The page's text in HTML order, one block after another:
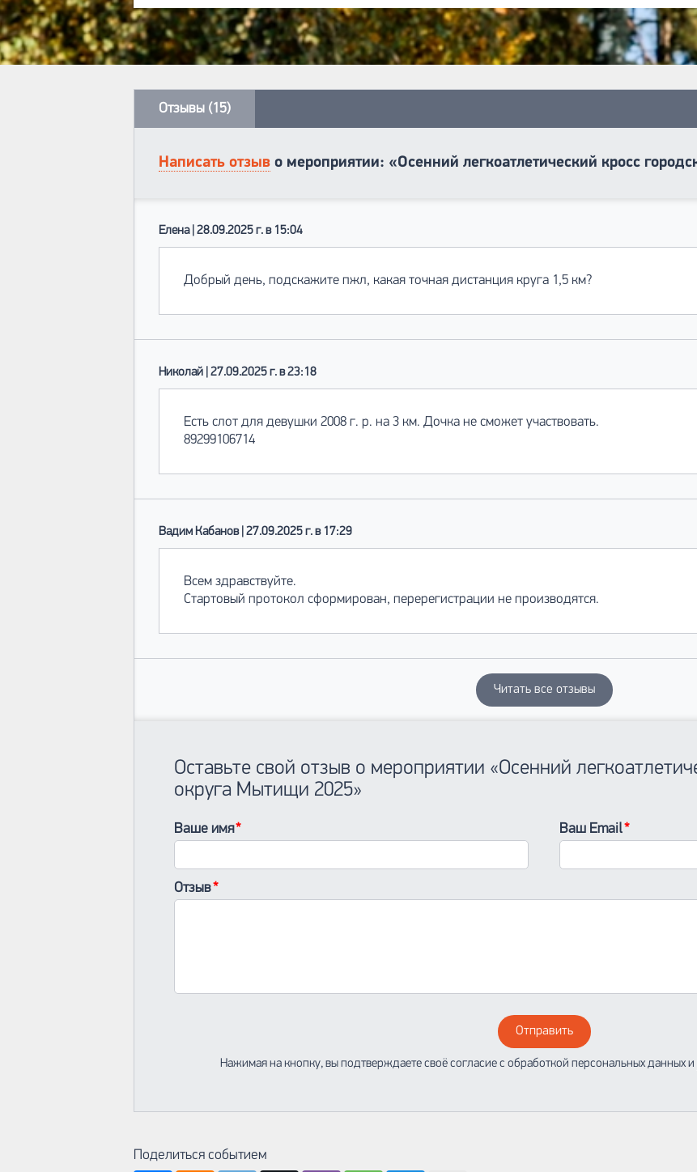
Отзывы (15)
Написать отзыв о мероприятии: «Осенний легкоатлетический кросс
Елена | 28.09.2025 г. в 15:04
Добрый день, подскажите пжл, какая точная дистанция круга 1,5 км?
Николай | 27.09.2025 г. в 23:18
Есть слот для девушки 2008 г. р. на 3 км. Дочка не сможет участвовать.
89299106714
Вадим Кабанов | 27.09.2025 г. в 17:29
Всем здравствуйте.
Стартовый протокол сформирован, перерегистрации не производятся.
Читать все отзывы
Оставьте свой отзыв о мероприятии «Осенний
округа Мытищи 2025»
Ваше имя Ваш Email
Отзыв
Отправить
Нажимая на кнопку, вы подтверждаете своё согласие с обработкой персональных данных и
Поделиться событием